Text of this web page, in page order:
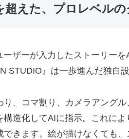
超えた、プロレベル
ザーが入力したストーリー
STUDIO』は一歩進んだ独自
、コマ割り、カメラアング
構造化してAIに指示。これに
できます。絵が描けなくても